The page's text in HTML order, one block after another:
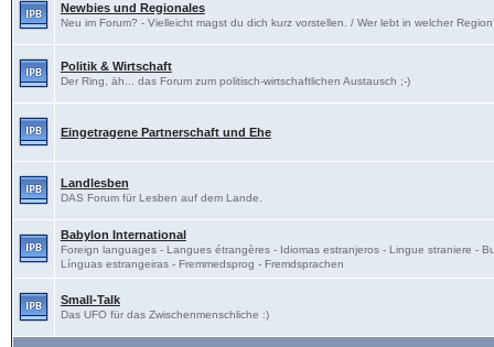
Newbies und Regionales
Neu im Forum? - Vielleicht magst du dich kurz vorstellen. / Wer lebt in welcher
Politik & Wirtschaft
Der Ring, äh... das Forum zum politisch-wirtschaftlichen Austausch ;-)
Eingetragene Partnerschaft und Ehe
Landlesben
DAS Forum für Lesben auf dem Lande.
Babylon International
Foreign languages - Langues étrangères - Idiomas estranjeros - Lingue straniere -
Línguas estrangeiras - Fremmedsprog - Fremdsprachen
Small-Talk
Das UFO für das Zwischenmenschliche :)